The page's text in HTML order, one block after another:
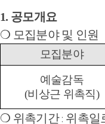
1. 공모개요
❍ 모집분야 및 인원
모집분야
예술감독
(비상근 위촉직)
❍ 위촉기간 : 위촉일